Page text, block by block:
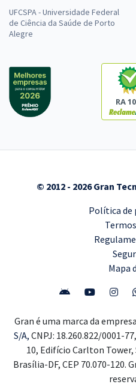
UFCSPA - Universidade Federal
de Ciência da Saúde de Porto
Alegre
RA
© 2012 - 2026 Gran
Política de
Mapa
Gran é uma marca da empresa
S/A, CNPJ: 18.260.822/0001-
10, Edifício Carlton Tower,
Brasília-DF, CEP 70.070-120.